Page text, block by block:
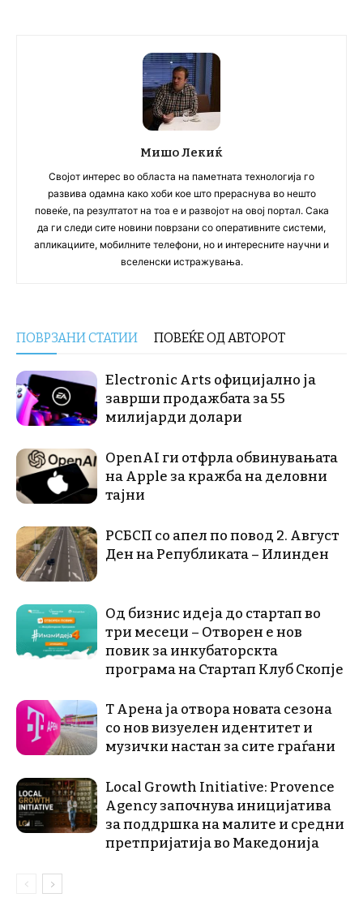
Мишо Лекиќ
Својот интерес во областа на паметната технологија го
развива одамна како хоби кое што прераснува во нешто
повеќе, па резултатот на тоа е и развојот на овој портал. Сака
да ги следи сите новини поврзани со оперативните системи,
апликациите, мобилните телефони, но и интересните научни и
вселенски истражувања.
ПОВРЗАНИ СТАТИИ ПОВЕЌЕ ОД АВТОРОТ
Electronic Arts официјално ја
заврши продажбата за 55
милијарди долари
OpenAI ги отфрла обвинувањата
на Apple за кражба на деловни
тајни
РСБСП со апел по повод 2. Август
Ден на Републиката – Илинден
Од бизнис идеја до стартап во
три месеци – Отворен е нов
повик за инкубаторскта
програма на Стартап Клуб Скопје
Т Арена ја отвора новата сезона
со нов визуелен идентитет и
музички настан за сите граѓани
Local Growth Initiative: Provence
Agency започнува иницијатива
за поддршка на малите и средни
претпријатија во Македонија